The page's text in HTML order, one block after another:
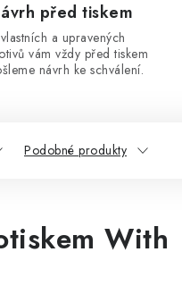
před tiskem
a upravených
vám vždy před tiskem
návrh ke schválení.
Podobné produkty
With